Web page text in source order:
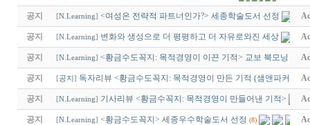
공지 [N.Learning] <여성은 전략적 파트너인가?> 세종학술도서 선정
공지 [N.Learning] 변화와 생성으로 더 평평하고 더 자유로와진 세상
공지 [N.Learning] <황금수도꼭지: 목적경영이 이끈 기적> 교보 북모닝
공지 [공지 ] 독자리뷰 <황금수도꼭지: 목적경영이 만든 기적 (샘앤파커스 …
공지 [N.Learning] 기사리뷰 <황금수꼭지: 목적경영이 만들어낸 기적>
공지 [N.Learning] <황금수도꼭지> 세종우수학술도서 선정 (8)